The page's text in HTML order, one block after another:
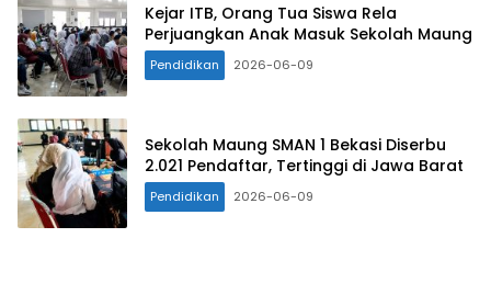
Kejar ITB, Orang Tua Siswa Rela
Perjuangkan Anak Masuk Sekolah Maung
Pendidikan 2026-06-09
Sekolah Maung SMAN 1 Bekasi Diserbu
2.021 Pendaftar, Tertinggi di Jawa Barat
Pendidikan 2026-06-09